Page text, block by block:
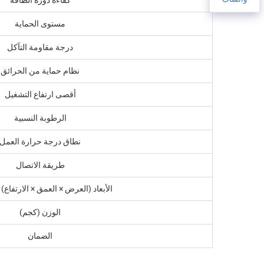
مستوى الحماية
درجة مقاومة التآكل
نظام حماية من الحرائق
أقصى ارتفاع التشغيل
الرطوبة النسبية
نطاق درجة حرارة العمل
طريقة الاتصال
الأبعاد (العرض × العمق × الارتفاع)
الوزن (كجم)
الضمان